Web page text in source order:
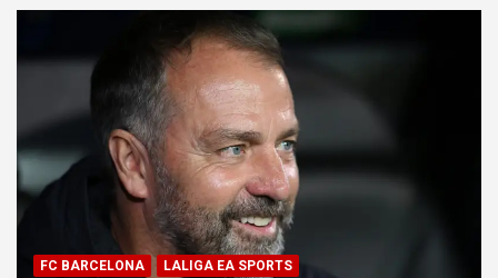
FC BARCELONA LALIGA EA SPORTS